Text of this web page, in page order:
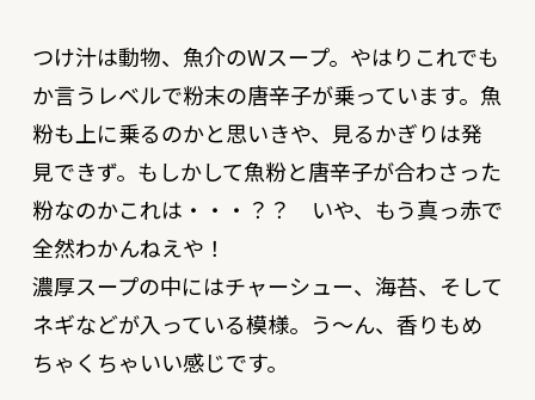
つけ汁は動物、魚介のWスープ。やはりこれでも
か言うレベルで粉末の唐辛子が乗っています。魚
粉も上に乗るのかと思いきや、見るかぎりは発
見できず。もしかして魚粉と唐辛子が合わさった
粉なのかこれは・・・？？ いや、もう真っ赤で
全然わかんねえや！
濃厚スープの中にはチャーシュー、海苔、そして
ネギなどが入っている模様。う〜ん、香りもめ
ちゃくちゃいい感じです。